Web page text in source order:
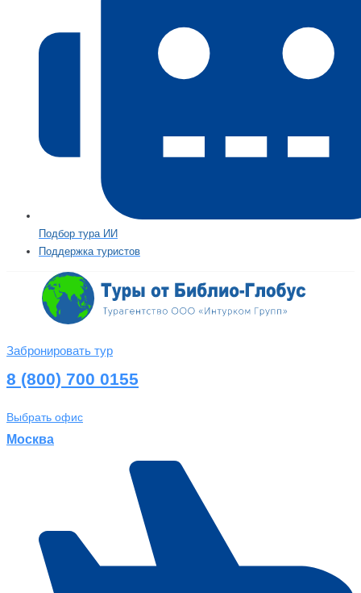
Подбор тура ИИ
Поддержка туристов
Забронировать тур
8 (800) 700 0155
Выбрать офис
Москва